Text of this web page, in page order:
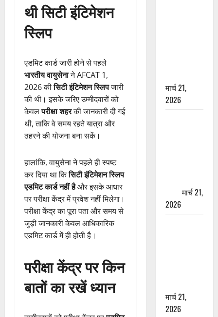
थी सिटी इंटिमेशन
स्लिप
एडमिट कार्ड जारी होने से पहले
भारतीय वायुसेनाने AFCAT 1,
2026 कीसिटी इंटिमेशन स्लिपजारी
की थी। इसके जरिए उम्मीदवारों को
केवलपरीक्षा शहरकी जानकारी दी गई
थी, ताकि वे समय रहते यात्रा और
ठहरने की योजना बना सकें।
हालांकि, वायुसेना ने पहले ही स्पष्ट
कर दिया था किसिटी इंटिमेशन स्लिप
एडमिट कार्ड नहीं हैऔर इसके आधार
पर परीक्षा केंद्र में प्रवेश नहीं मिलेगा।
परीक्षा केंद्र का पूरा पता और समय से
जुड़ी जानकारी केवल आधिकारिक
एडमिट कार्ड में ही होती है।
परीक्षा केंद्र पर किन
बातों का रखें ध्यान
मार्च 21,
2026
मार्च 21,
2026
मार्च 21,
2026